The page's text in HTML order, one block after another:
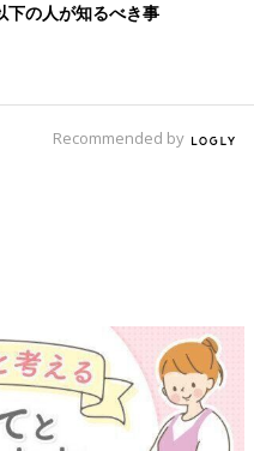
下の人が知るべき事
Recommended by
のも】妊婦の感染症対策、知っ